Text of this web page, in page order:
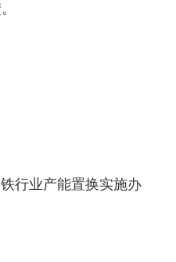
行业产能置换实施办